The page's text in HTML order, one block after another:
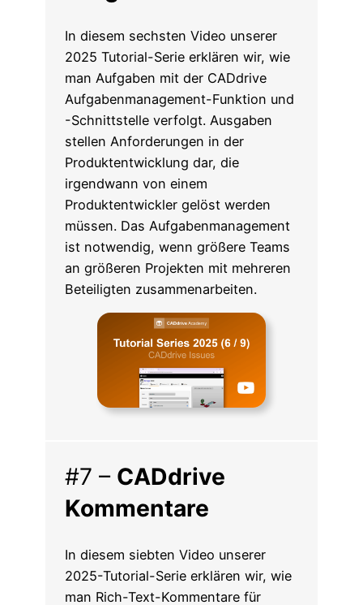
In diesem sechsten Video unserer
2025 Tutorial-Serie erklären wir, wie
man Aufgaben mit der CADdrive
Aufgabenmanagement-Funktion und
-Schnittstelle verfolgt. Ausgaben
stellen Anforderungen in der
Produktentwicklung dar, die
irgendwann von einem
Produktentwickler gelöst werden
müssen. Das Aufgabenmanagement
ist notwendig, wenn größere Teams
an größeren Projekten mit mehreren
Beteiligten zusammenarbeiten.
#7 – CADdrive
Kommentare
In diesem siebten Video unserer
2025-Tutorial-Serie erklären wir, wie
man Rich-Text-Kommentare für